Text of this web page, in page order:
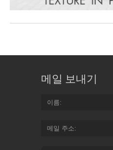
메일 보내기
이름
메일 주소